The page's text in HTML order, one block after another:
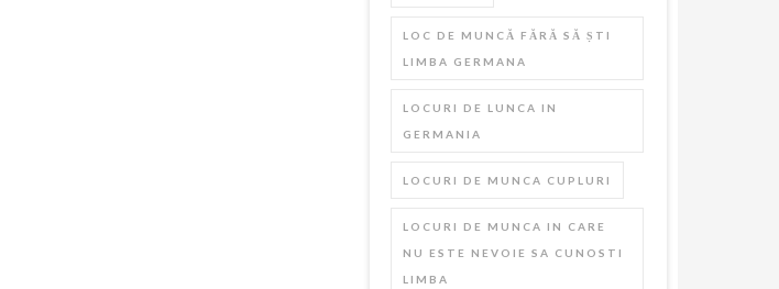
LOC DE MUNCĂ FĂRĂ SĂ ȘTI
LIMBA GERMANA
LOCURI DE LUNCA IN
GERMANIA
LOCURI DE MUNCA CUPLURI
LOCURI DE MUNCA IN CARE
NU ESTE NEVOIE SA CUNOSTI
LIMBA